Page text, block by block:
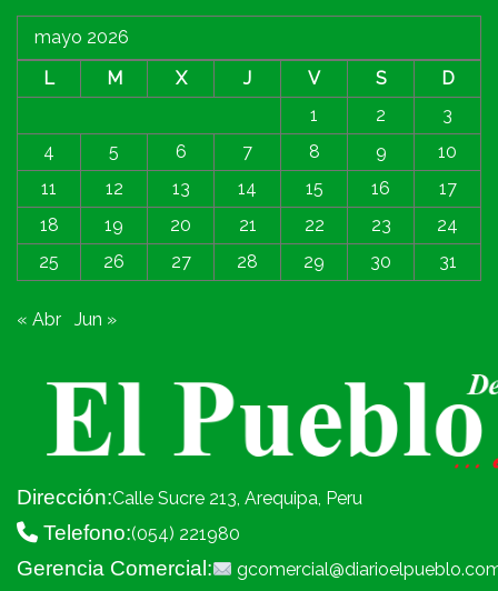
mayo 2026
L
M X J V S
D
1
2
3
4
5 6 7 8 9
10
11
12 13 14 15 16
17
18
19 20 21 22 23
24
25
26 27 28 29 30 31
« Abr Jun »
Dirección:Calle Sucre 213, Arequipa, Peru
Telefono:(054) 221980
Gerencia Comercial: